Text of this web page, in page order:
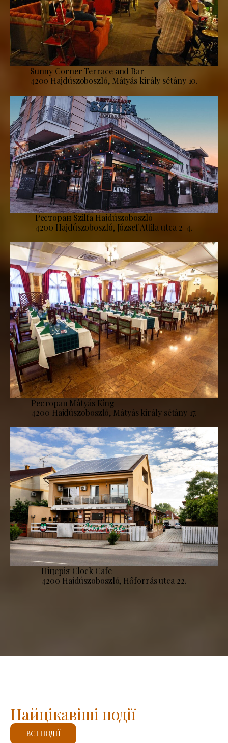
Sunny Corner Terrace and Bar
4200 Hajdúszoboszló, Mátyás király sétány 10.
Ресторан Szilfa Hajdúszoboszló
4200 Hajdúszoboszló, József Attila utca 2-4.
Ресторан Mátyás King
4200 Hajdúszoboszló, Mátyás király sétány 17.
Піцерія Clock Cafe
4200 Hajdúszoboszló, Hőforrás utca 22.
Найцікавіші події
ВСІ ПОДІЇ